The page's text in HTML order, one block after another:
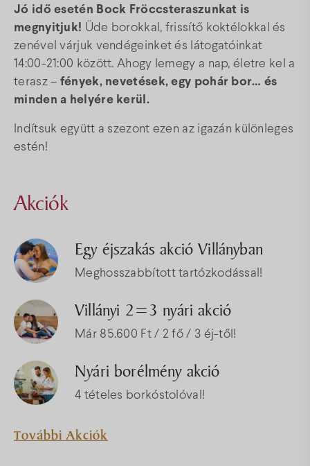
Jó idő esetén Bock Fröccsteraszunkat is
megnyitjuk! Üde borokkal, frissítő koktélokkal és
zenével várjuk vendégeinket és látogatóinkat
14:00-21:00 között. Ahogy lemegy a nap, életre kel a
terasz – fények, nevetések, egy pohár bor… és
minden a helyére kerül.
Indítsuk együtt a szezont ezen az igazán különleges
estén!
Akciók
Egy éjszakás akció Villányban
Meghosszabbított tartózkodással!
Villányi 2=3 nyári akció
Már 85.600 Ft / 2 fő / 3 éj-től!
Nyári borélmény akció
4 tételes borkóstolóval!
További Akciók